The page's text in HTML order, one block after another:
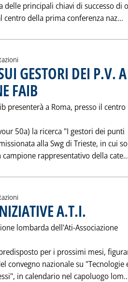
delle principali chiavi di successo di
centro della prima conferenza naz...
GESTORI DEI P.V.
FAIB
presenterà a Roma, presso il centro
50a) la ricerca "I gestori dei punti
alla Swg di Trieste, in cui
rappresentativo della
A.T.I.
lombarda dell'Ati-Associazione
per i prossimi mesi,
convegno nazionale su "Tecnologie
in calendario nel capoluogo